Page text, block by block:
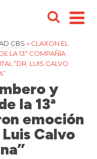
CBS » CLAXON EL
LA 13ª COMPAÑÍA
“DR. LUIS CALVO
y
la 13ª
emoción
Calvo